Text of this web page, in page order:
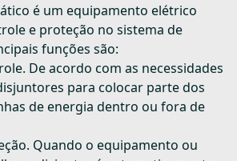
é um equipamento elétrico
e proteção no sistema de
funções são:
De acordo com as necessidades
para colocar parte dos
de energia dentro ou fora de
Quando o equipamento ou